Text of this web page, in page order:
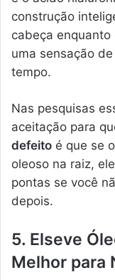
construção
cabeça
uma sensação
tempo.
Nas pesquisas
aceitação para
defeito é que se
oleoso na raiz,
pontas se você
depois.
5. Elseve
Melhor para